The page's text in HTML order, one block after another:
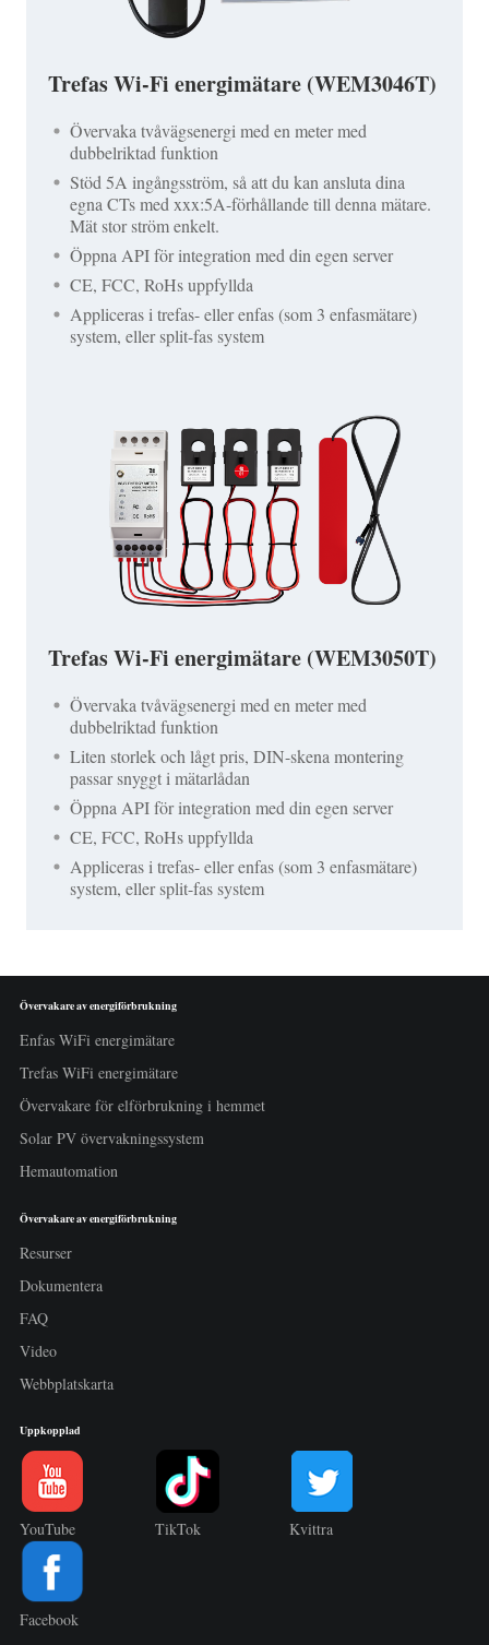
Trefas Wi-Fi energimätare (WEM3046T)
Övervaka tvåvägsenergi med en meter med
dubbelriktad funktion
Stöd 5A ingångsström, så att du kan ansluta dina
egna CTs med xxx:5A-förhållande till denna mätare.
Mät stor ström enkelt.
Öppna API för integration med din egen server
CE, FCC, RoHs uppfyllda
Appliceras i trefas- eller enfas (som 3 enfasmätare)
system, eller split-fas system
Trefas Wi-Fi energimätare (WEM3050T)
Övervaka tvåvägsenergi med en meter med
dubbelriktad funktion
Liten storlek och lågt pris, DIN-skena montering
passar snyggt i mätarlådan
Öppna API för integration med din egen server
CE, FCC, RoHs uppfyllda
Appliceras i trefas- eller enfas (som 3 enfasmätare)
system, eller split-fas system
Övervakare av energiförbrukning
Enfas WiFi energimätare
Trefas WiFi energimätare
Övervakare för elförbrukning i hemmet
Solar PV övervakningssystem
Hemautomation
Övervakare av energiförbrukning
Resurser
Dokumentera
FAQ
Video
Webbplatskarta
Uppkopplad
YouTube TikTok Kvittra
Facebook